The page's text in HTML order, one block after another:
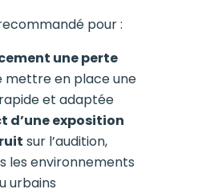
pour :
une perte
mettre en place une
et adaptée
d’une exposition
sur l’audition,
les environnements
urbains